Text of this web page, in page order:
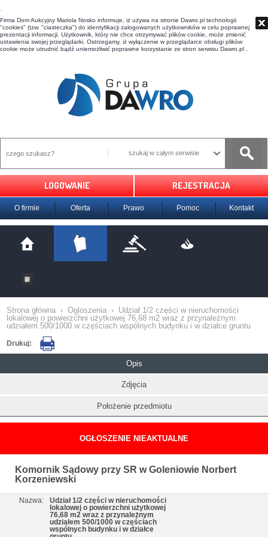
t
Firma Dom Aukcyjny Mariola Nosko informuje, iż używa na stronie Dawro.pl technologii
"cookies" (tzw. "ciasteczka") do identyfikacji zalogowanych użytkowników w celu poprawnej
prezentacji informacji. Użytkownik, który nie chce otrzymywać plików cookie, może zmienić
ustawienia swojej przeglądarki. Ostrzegamy, iż wyłączenie w przeglądarce obsługi plików
cookie może utrudnić bądź uniemożliwić poprawne korzystanie ze stron serwisu Dawro.pl .
szukaj w całym serwisie
LOGOWANIE REJESTRACJA
O firmie Oferta Prawo Pomoc Kontakt
Strona główna › Ogloszenia › Udział 1/2 części w nieruchomości
lokalowej o powierzchni użytkowej 76,68 m2 wraz z przynależnym
udziałem 500/1000 w częściach wspólnych budynku i w działce gruntu
Drukuj:
Opis
Zdjęcia
Położenie przedmiotu
OGŁOSZENIE NIEAKTUALNE
Komornik Sądowy przy SR w Goleniowie Norbert
Korzeniewski
Nazwa:
Udział 1/2 części w nieruchomości
lokalowej o powierzchni użytkowej
76,68 m2 wraz z przynależnym
udziałem 500/1000 w częściach
wspólnych budynku i w działce